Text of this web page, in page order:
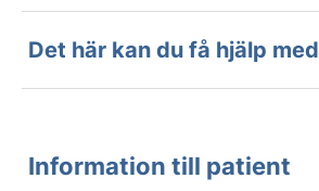
Det här kan du få hjälp med
Information till patient